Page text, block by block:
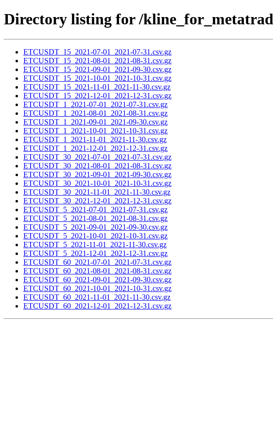
Directory listing for /
ETCUSDT_15_2021-07-01_2021-07-31.csv.gz
ETCUSDT_15_2021-08-01_2021-08-31.csv.gz
ETCUSDT_15_2021-09-01_2021-09-30.csv.gz
ETCUSDT_15_2021-10-01_2021-10-31.csv.gz
ETCUSDT_15_2021-11-01_2021-11-30.csv.gz
ETCUSDT_15_2021-12-01_2021-12-31.csv.gz
ETCUSDT_1_2021-07-01_2021-07-31.csv.gz
ETCUSDT_1_2021-08-01_2021-08-31.csv.gz
ETCUSDT_1_2021-09-01_2021-09-30.csv.gz
ETCUSDT_1_2021-10-01_2021-10-31.csv.gz
ETCUSDT_1_2021-11-01_2021-11-30.csv.gz
ETCUSDT_1_2021-12-01_2021-12-31.csv.gz
ETCUSDT_30_2021-07-01_2021-07-31.csv.gz
ETCUSDT_30_2021-08-01_2021-08-31.csv.gz
ETCUSDT_30_2021-09-01_2021-09-30.csv.gz
ETCUSDT_30_2021-10-01_2021-10-31.csv.gz
ETCUSDT_30_2021-11-01_2021-11-30.csv.gz
ETCUSDT_30_2021-12-01_2021-12-31.csv.gz
ETCUSDT_5_2021-07-01_2021-07-31.csv.gz
ETCUSDT_5_2021-08-01_2021-08-31.csv.gz
ETCUSDT_5_2021-09-01_2021-09-30.csv.gz
ETCUSDT_5_2021-10-01_2021-10-31.csv.gz
ETCUSDT_5_2021-11-01_2021-11-30.csv.gz
ETCUSDT_5_2021-12-01_2021-12-31.csv.gz
ETCUSDT_60_2021-07-01_2021-07-31.csv.gz
ETCUSDT_60_2021-08-01_2021-08-31.csv.gz
ETCUSDT_60_2021-09-01_2021-09-30.csv.gz
ETCUSDT_60_2021-10-01_2021-10-31.csv.gz
ETCUSDT_60_2021-11-01_2021-11-30.csv.gz
ETCUSDT_60_2021-12-01_2021-12-31.csv.gz